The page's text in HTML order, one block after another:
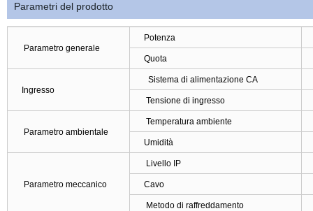
Parametri del prodotto
Parametro generale
Potenza
Quota
Ingresso
Sistema di alimentazione CA
Tensione di ingresso
Parametro ambientale
Temperatura ambiente
Umidità
Parametro meccanico
Livello IP
Cavo
Metodo di raffreddamento